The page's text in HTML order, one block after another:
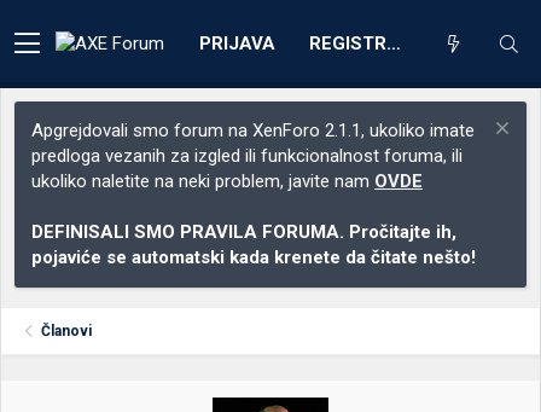
PRIJAVA REGISTRACIJA
Apgrejdovali smo forum na XenForo 2.1.1, ukoliko imate
predloga vezanih za izgled ili funkcionalnost foruma, ili
ukoliko naletite na neki problem, javite nam OVDE
DEFINISALI SMO PRAVILA FORUMA. Pročitajte ih,
pojaviće se automatski kada krenete da čitate nešto!
Članovi